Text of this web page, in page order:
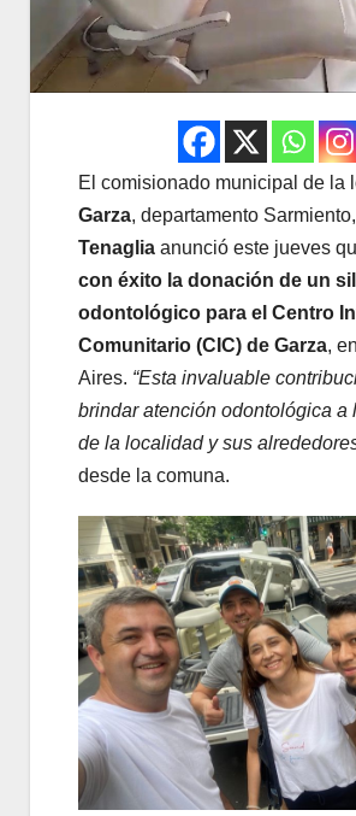
El comisionado municipal de la
Garza, departamento Sarmiento,
Tenaglia anunció este jueves
con éxito la donación de un
odontológico para el Centro
Comunitario (CIC) de Garza,
Aires. “Esta invaluable
brindar atención odontológica a
de la localidad y sus
desde la comuna.